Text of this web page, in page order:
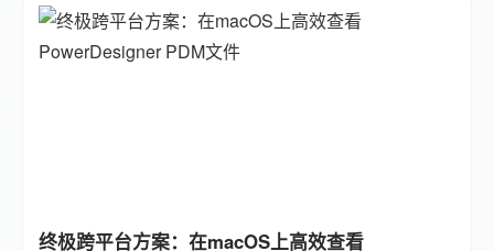
终极跨平台方案：在macOS上高效查看